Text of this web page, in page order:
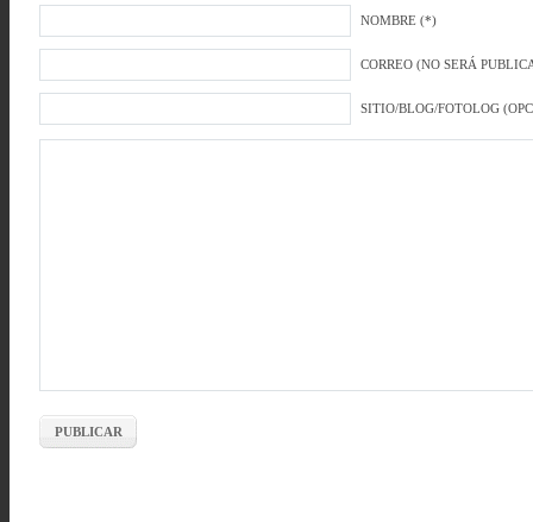
NOMBRE (*)
CORREO (NO SERÁ
SITIO/BLOG/FOTOLOG